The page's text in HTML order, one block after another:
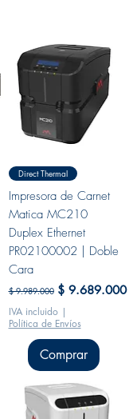
Direct Thermal
Impresora de Carnet
Matica MC210
Duplex Ethernet
PR02100002 | Doble
Cara
Precio
$ 9.989.000 Precio de oferta
$ 9.689.000
IVA incluido|
Política de Envíos
Comprar